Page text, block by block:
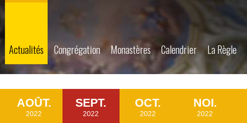
Actualités Congrégation Monastères Calendrier La Règle
AOÛT.
2022
SEPT.
2022
OCT.
2022
NOI.
2022